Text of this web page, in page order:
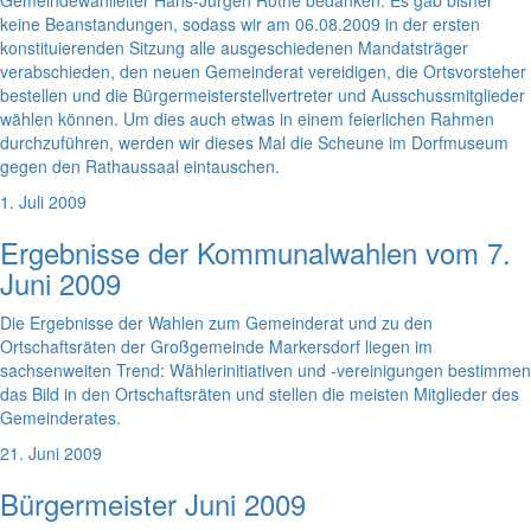
keine Beanstandungen, sodass wir am 06.08.2009 in der ersten
konstituierenden Sitzung alle ausgeschiedenen Mandatsträger
verabschieden, den neuen Gemeinderat vereidigen, die Ortsvorsteher
bestellen und die Bürgermeisterstellvertreter und Ausschussmitglieder
wählen können. Um dies auch etwas in einem feierlichen Rahmen
durchzuführen, werden wir dieses Mal die Scheune im Dorfmuseum
gegen den Rathaussaal eintauschen.
1. Juli 2009
Ergebnisse der Kommunalwahlen vom 7.
Juni 2009
Die Ergebnisse der Wahlen zum Gemeinderat und zu den
Ortschaftsräten der Großgemeinde Markersdorf liegen im
sachsenweiten Trend: Wählerinitiativen und -vereinigungen bestimmen
das Bild in den Ortschaftsräten und stellen die meisten Mitglieder des
Gemeinderates.
21. Juni 2009
Bürgermeister Juni 2009